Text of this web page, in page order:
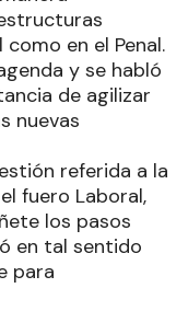
en el Penal.
y se habló
de agilizar
nuevas
referida a la
fuero Laboral,
los pasos
en tal sentido
para